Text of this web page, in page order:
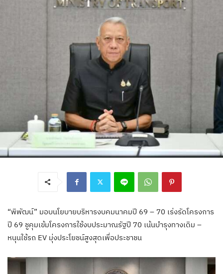
“พิพัฒน์” มอบนโยบายบริหารงบคมนาคมปี 69 – 70 เร่งรัดโครงการ
ปี 69 ชูคุมเข้มโครงการใช้งบประมาณรัฐปี 70 เน้นบำรุงทางเดิม –
หนุนใช้รถ EV มุ่งประโยชน์สูงสุดเพื่อประชาชน